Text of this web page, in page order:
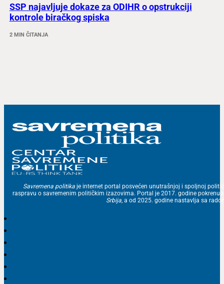
SSP najavljuje dokaze za ODIHR o opstrukciji
kontrole biračkog spiska
2 MIN ČITANJA
Savremena politika je internet portal posvećen unutrašnjoj i spoljnoj
raspravu o savremenim političkim izazovima. Portal je 2017. godine
Srbija, a od 2025. godine nastavlja sa